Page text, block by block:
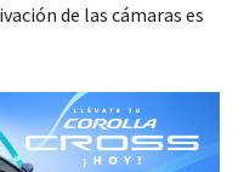
de las cámaras es